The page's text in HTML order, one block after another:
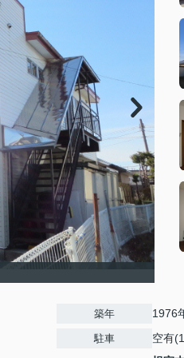
築年 1976
駐車
空有